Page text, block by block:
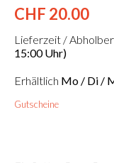
CHF 20.00
Lieferzeit /
15:00 Uhr)
Erhältlich Mo / Di /
Gutscheine